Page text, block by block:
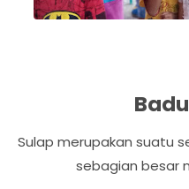
Sulap merupakan suatu
sebagian besar